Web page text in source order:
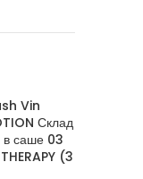
Vin
Склад
в саше 03
(3